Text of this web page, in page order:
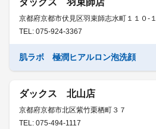
ダックス 羽束師店
京都府京都市伏見区羽束師志水町１１０-１
TEL: 075-924-3367
肌ラボ 極潤ヒアルロン泡洗顔
ダックス 北山店
京都府京都市北区紫竹栗栖町３７
TEL: 075-494-1117